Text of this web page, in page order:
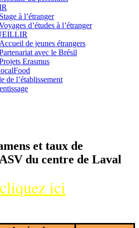
Stage à l’étranger
d’études à l’étranger
Accueil de jeunes étrangers
avec le Brésil
Erasmus
de l’établissement
et taux de
du centre de Laval
ici